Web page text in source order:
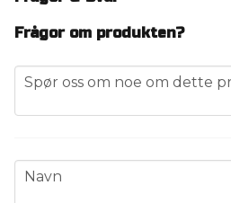
Frågor om produkten?
question
Spør oss om noe om dette
name
Navn